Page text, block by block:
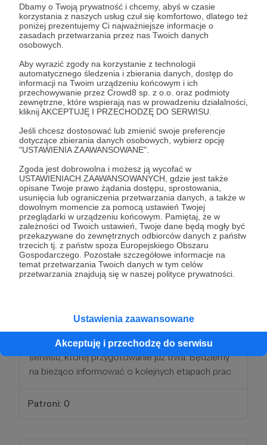
Dbamy o Twoją prywatność i chcemy, abyś w czasie
korzystania z naszych usług czuł się komfortowo, dlatego też
poniżej prezentujemy Ci najważniejsze informacje o
zasadach przetwarzania przez nas Twoich danych
osobowych.
Aby wyrazić zgody na korzystanie z technologii
automatycznego śledzenia i zbierania danych, dostęp do
informacji na Twoim urządzeniu końcowym i ich
przechowywanie przez Crowd8 sp. z o.o. oraz podmioty
zewnętrzne, które wspierają nas w prowadzeniu działalności,
kliknij AKCEPTUJĘ I PRZECHODZĘ DO SERWISU.
Jeśli chcesz dostosować lub zmienić swoje preferencje
dotyczące zbierania danych osobowych, wybierz opcję
"USTAWIENIA ZAAWANSOWANE".
Zgoda jest dobrowolna i możesz ją wycofać w
USTAWIENIACH ZAAWANSOWANYCH, gdzie jest także
opisane Twoje prawo żądania dostępu, sprostowania,
usunięcia lub ograniczenia przetwarzania danych, a także w
dowolnym momencie za pomocą ustawień Twojej
przeglądarki w urządzeniu końcowym. Pamiętaj, że w
zależności od Twoich ustawień, Twoje dane będą mogły być
przekazywane do zewnętrznych odbiorców danych z państw
trzecich tj. z państw spoza Europejskiego Obszaru
Gospodarczego. Pozostałe szczegółowe informacje na
temat przetwarzania Twoich danych w tym celów
przetwarzania znajdują się w naszej polityce prywatności.
Ustawienia zaawansowane
Akceptuję i przechodzę do serwisu
Patroni: 0
100 zł miesięcznie
Dziękujemy! Twoje konkretne wsparcie jest
bezcenne! Za taką kwotę możemy sfinansować
część wydatków związanych z utrzymaniem
serwisu i pracą tych, którzy na codzień go tworzą.
Dzięki Tobie jeszcze więcej osób będzie mogło
poznać modlitwę liturgiczną Kościoła.
Patroni: 0
200 zł miesięcznie
Dziękujemy! Twoje konkretne wsparcie jest
przeznaczymy na rozwój projektu nowej wersji
serwisu, której przygotowanie już trwa. Będziemy
na bieżąco informować o kolejnych etapach prac.
Patroni: 0